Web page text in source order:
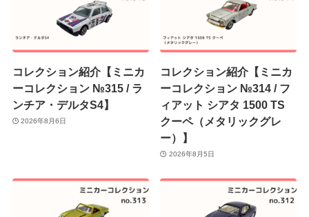
コレクション紹介【ミニカ
ーコレクション №315 / ラ
ンチア・デルタS4】
2026年8月6日
コレクション紹介【ミニカ
ーコレクション №314 / フ
ィアット シアタ 1500 TS
クーペ（メタリックグレ
ー）】
2026年8月5日